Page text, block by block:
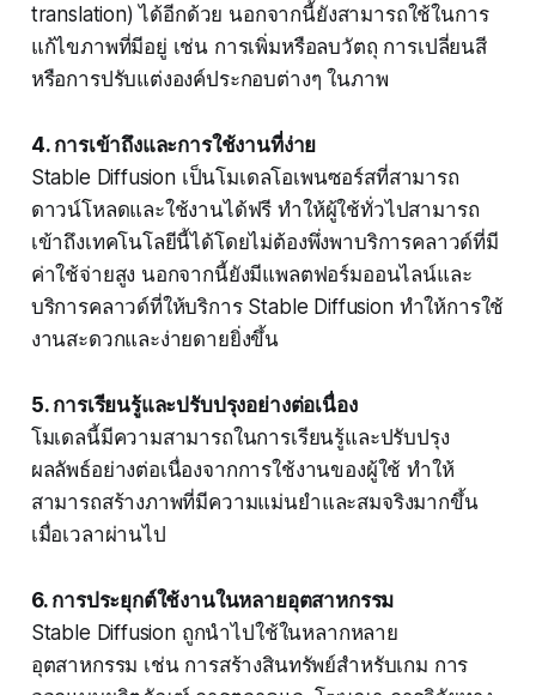
translation) ได้อีกด้วย นอกจากนี้ยังสามารถใช้ในการ
แก้ไขภาพที่มีอยู่ เช่น การเพิ่มหรือลบวัตถุ การเปลี่ยนสี
หรือการปรับแต่งองค์ประกอบต่างๆ ในภาพ
4. การเข้าถึงและการใช้งานที่ง่าย
Stable Diffusion เป็นโมเดลโอเพนซอร์สที่สามารถ
ดาวน์โหลดและใช้งานได้ฟรี ทำให้ผู้ใช้ทั่วไปสามารถ
เข้าถึงเทคโนโลยีนี้ได้โดยไม่ต้องพึ่งพาบริการคลาวด์ที่มี
ค่าใช้จ่ายสูง นอกจากนี้ยังมีแพลตฟอร์มออนไลน์และ
บริการคลาวด์ที่ให้บริการ Stable Diffusion ทำให้การใช้
งานสะดวกและง่ายดายยิ่งขึ้น
5. การเรียนรู้และปรับปรุงอย่างต่อเนื่อง
โมเดลนี้มีความสามารถในการเรียนรู้และปรับปรุง
ผลลัพธ์อย่างต่อเนื่องจากการใช้งานของผู้ใช้ ทำให้
สามารถสร้างภาพที่มีความแม่นยำและสมจริงมากขึ้น
เมื่อเวลาผ่านไป
6. การประยุกต์ใช้งานในหลายอุตสาหกรรม
Stable Diffusion ถูกนำไปใช้ในหลากหลาย
อุตสาหกรรม เช่น การสร้างสินทรัพย์สำหรับเกม การ